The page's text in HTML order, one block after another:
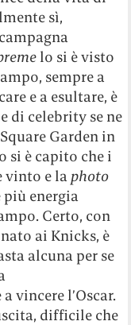
sì,
lo si è visto
sempre a
e a esultare, è
di celebrity se ne
Garden in
si è capito che i
vinto e la photo
energia
Certo, con
ai Knicks, è
alcuna per se
vincere l’Oscar.
difficile che